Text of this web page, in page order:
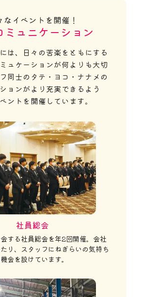
なイベントを開催！
ミュニケーション
は、日々の苦楽をともにする
ュケーションが何よりも大切
同士のタテ・ヨコ・ナナメの
ョンがより充実できるよう
ントを開催しています。
社員総会
する社員総会を年2回開催。会社
り、スタッフにねぎらいの気持ち
会を設けています。